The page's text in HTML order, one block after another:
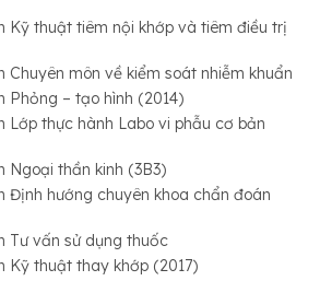
Kỹ thuật tiêm nội khớp và tiêm điều trị
Chuyên môn về kiểm soát nhiễm khuẩn
Phỏng – tạo hình (2014)
Lớp thực hành Labo vi phẫu cơ bản
Ngoại thần kinh (3B3)
Định hướng chuyên khoa chẩn đoán
Tư vấn sử dụng thuốc
Kỹ thuật thay khớp (2017)